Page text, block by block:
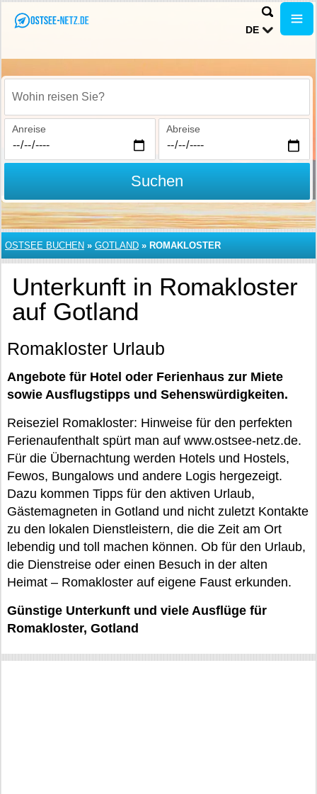
DE
Wohin reisen Sie?
Anreise Abreise
Suchen
OSTSEE BUCHEN » GOTLAND » ROMAKLOSTER
Unterkunft in Romakloster
auf Gotland
Romakloster Urlaub
Angebote für Hotel oder Ferienhaus zur Miete
sowie Ausflugstipps und Sehenswürdigkeiten.
Reiseziel Romakloster: Hinweise für den perfekten
Ferienaufenthalt spürt man auf www.ostsee-netz.de.
Für die Übernachtung werden Hotels und Hostels,
Fewos, Bungalows und andere Logis hergezeigt.
Dazu kommen Tipps für den aktiven Urlaub,
Gästemagneten in Gotland und nicht zuletzt Kontakte
zu den lokalen Dienstleistern, die die Zeit am Ort
lebendig und toll machen können. Ob für den Urlaub,
die Dienstreise oder einen Besuch in der alten
Heimat – Romakloster auf eigene Faust erkunden.
Günstige Unterkunft und viele Ausflüge für
Romakloster, Gotland